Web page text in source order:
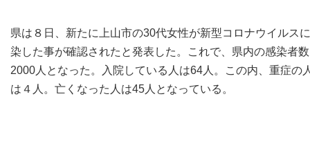
お申し込み
〒041-0801
北海道函館市桔梗町379-31
0138-34-2525
営業時間 9:00～18:00
〒950-1189
新潟県新潟市西区山田2310-39
025-210-1200
営業時間 9:00～18:00
県は８日、新たに上山市の30代女性が新型コロナウイルス
染した事が確認されたと発表した。これで、県内の感染者
2000人となった。入院している人は64人。この内、重症の
は４人。亡くなった人は45人となっている。